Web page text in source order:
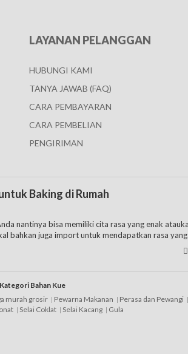
LAYANAN PELANGGAN
HUBUNGI KAMI
TANYA JAWAB (FAQ)
CARA PEMBAYARAN
CARA PEMBELIAN
PENGIRIMAN
Baking di Rumah
nantinya bisa memiliki cita rasa yang enak
bahkan juga import untuk mendapatkan rasa
diantara merk bahan kue dalam negeri yang
Anda mempertimbangkan beberapa nama
Bahan Kue
murah grosir Pewarna Makanan
Perasa dan Pewangi
Selai Coklat Selai Kacang Gula